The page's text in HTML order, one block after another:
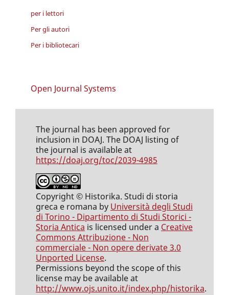
per i lettori
Per gli autori
Per i bibliotecari
Open Journal Systems
The journal has been approved for
inclusion in DOAJ. The DOAJ listing of
the journal is available at
https://doaj.org/toc/2039-4985
Copyright © Historika. Studi di storia
greca e romana by Università degli Studi
di Torino - Dipartimento di Studi Storici -
Storia Antica is licensed under a Creative
Commons Attribuzione - Non
commerciale - Non opere derivate 3.0
Unported License.
Permissions beyond the scope of this
license may be available at
http://www.ojs.unito.it/index.php/historika.